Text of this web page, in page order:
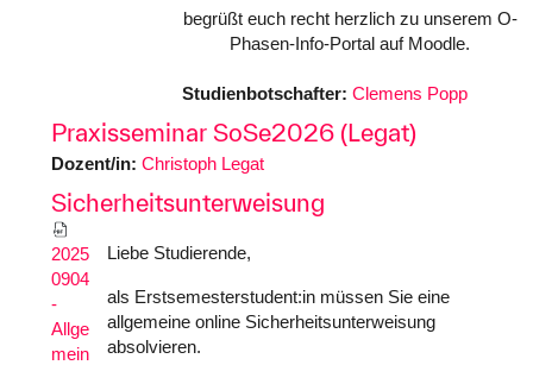
begrüßt euch recht herzlich zu unserem O-
Phasen-Info-Portal auf Moodle.
Studienbotschafter: Clemens Popp
Praxisseminar SoSe2026 (Legat)
Dozent/in: Christoph Legat
Sicherheitsunterweisung
2025
0904
-
Allge
mein
Liebe Studierende,
als Erstsemesterstudent:in müssen Sie eine
allgemeine online Sicherheitsunterweisung
absolvieren.